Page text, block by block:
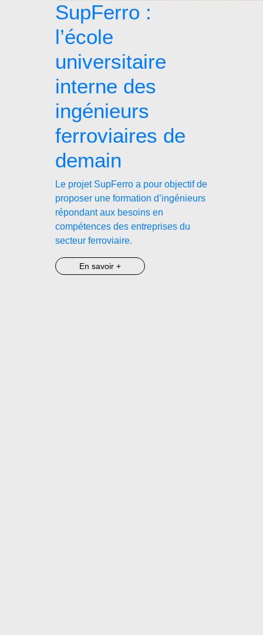
SupFerro :
l’école
universitaire
interne des
ingénieurs
ferroviaires de
demain
Le projet SupFerro a pour objectif de
proposer une formation d’ingénieurs
répondant aux besoins en
compétences des entreprises du
secteur ferroviaire.
En savoir +